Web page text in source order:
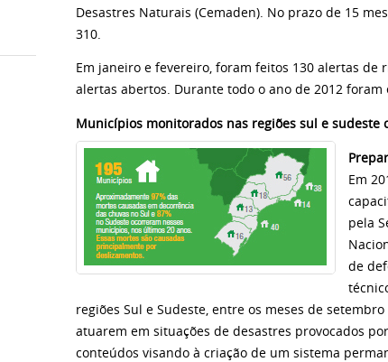
Desastres Naturais (Cemaden). No prazo de 15
310.
Em janeiro e fevereiro, foram feitos 130 alertas de
alertas abertos. Durante todo o ano de 2012
Municípios monitorados nas regiões sul e sudeste
Em
pela
de
regiões Sul e Sudeste, entre os meses de
atuarem em situações de desastres provocados
conteúdos visando à criação de um sistema